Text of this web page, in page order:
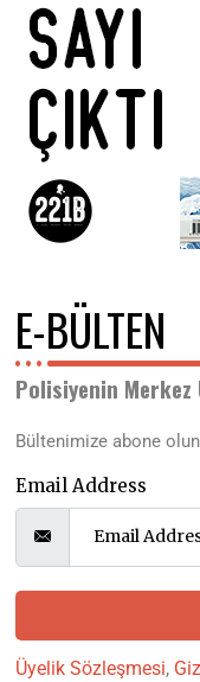
E-BÜLTEN
Polisiyenin Merkez
Bültenimize abone olun
Email Address
Üyelik Sözleşmesi,